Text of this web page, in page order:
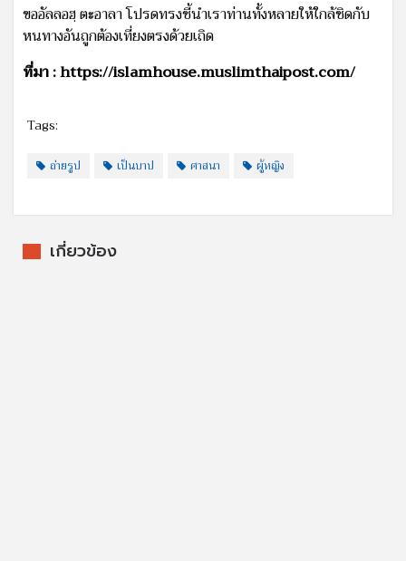
ขออัลลอฮฺ ตะอาลา โปรดทรงชี้นำเราท่านทั้งหลายให้ใกล้ชิดกับ
หนทางอันถูกต้องเที่ยงตรงด้วยเถิด
ที่มา : https://islamhouse.muslimthaipost.com/
Tags:
ถ่ายรูป เป็นบาป ศาสนา ผู้หญิง
เกี่ยวข้อง